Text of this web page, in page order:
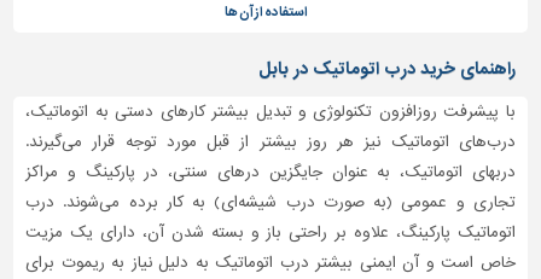
استفاده از آن ها
راهنمای خرید درب اتوماتیک در بابل
با پیشرفت روزافزون تکنولوژی و تبدیل بیشتر کارهای دستی به اتوماتیک،
درب‌های اتوماتیک نیز هر روز بیشتر از قبل مورد توجه قرار می‌گیرند.
دربهای اتوماتیک، به عنوان جایگزین درهای سنتی، در پارکینگ و مراکز
تجاری و عمومی (به صورت درب شیشه‌ای) به کار برده می‌شوند. درب
اتوماتیک پارکینگ، علاوه بر راحتی باز و بسته شدن آن، دارای یک مزیت
خاص است و آن ایمنی بیشتر درب اتوماتیک به دلیل نیاز به ریموت برای